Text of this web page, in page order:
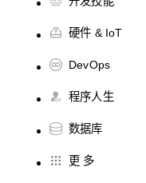
硬件 & IoT
DevOps
程序人生
数据库
更 多